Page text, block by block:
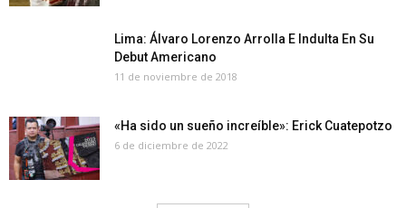
Lima: Álvaro Lorenzo Arrolla E Indulta En Su
Debut Americano
11 de noviembre de 2018
«Ha sido un sueño increíble»: Erick Cuatepotzo
6 de diciembre de 2022